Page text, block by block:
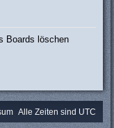
Boards löschen
Alle Zeiten sind UTC